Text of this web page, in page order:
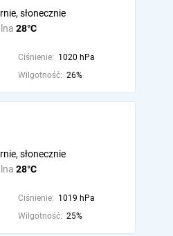
28°C
słonecznie
Ciśnienie: 1020 hPa
Wilgotność: 26%
28°C
słonecznie
Ciśnienie: 1019 hPa
Wilgotność: 25%